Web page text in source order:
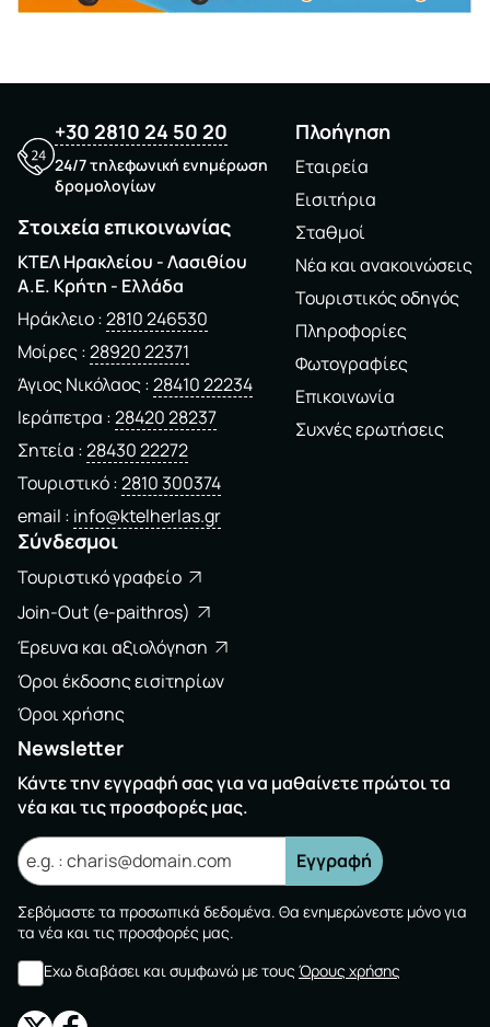
+30 2810 24 50 20
24/7 τηλεφωνική ενημέρωση
δρομολογίων
Στοιχεία επικοινωνίας
ΚΤΕΛ Ηρακλείου - Λασιθίου
A.E. Kρήτη - Ελλάδα
Ηράκλειο 2810 246530
Μοίρες 28920 22371
Άγιος Νικόλαος 28410 22234
Ιεράπετρα 28420 28237
Σητεία 28430 22272
Τουριστικό 2810 300374
email info@ktelherlas.gr
Πλοήγηση
Εταιρεία
Εισιτήρια
Σταθμοί
Νέα και ανακοινώσεις
Τουριστικός οδηγός
Πληροφορίες
Φωτογραφίες
Επικοινωνία
Συχνές ερωτήσεις
Σύνδεσμοι
Τουριστικό γραφείο
Join-Out (e-paithros)
Έρευνα και αξιολόγηση
Όροι έκδοσης εισiτηρίων
Όροι χρήσης
Newsletter
Κάντε την εγγραφή σας για να μαθαίνετε πρώτοι τα
νέα και τις προσφορές μας.
Εγγραφή
Σεβόμαστε τα προσωπικά δεδομένα. Θα ενημερώνεστε μόνο για
τα νέα και τις προσφορές μας.
Εχω διαβάσει και συμφωνώ με τους Όρους χρήσης